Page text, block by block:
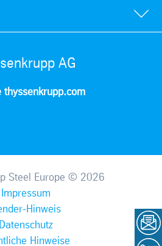
AG
thyssenkrupp.com
Steel Europe © 2026
Impressum
Hinweis
Datenschutz
Hinweise